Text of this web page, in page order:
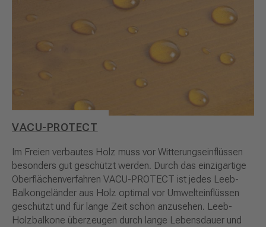
VACU-PROTECT
Im Freien verbautes Holz muss vor Witterungseinflüssen
besonders gut geschützt werden. Durch das einzigartige
Oberflächenverfahren VACU-PROTECT ist jedes Leeb-
Balkongeländer aus Holz optimal vor Umwelteinflüssen
geschützt und für lange Zeit schön anzusehen. Leeb-
Holzbalkone überzeugen durch lange Lebensdauer und